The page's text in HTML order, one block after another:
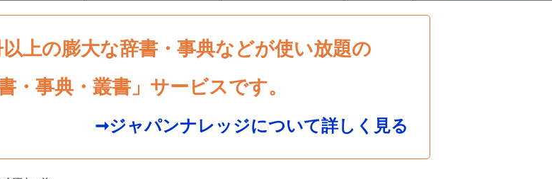
上の膨大な辞書・事典などが使い放題の
・事典・叢書」サービスです。
➞ジャパンナレッジについて詳しく見る